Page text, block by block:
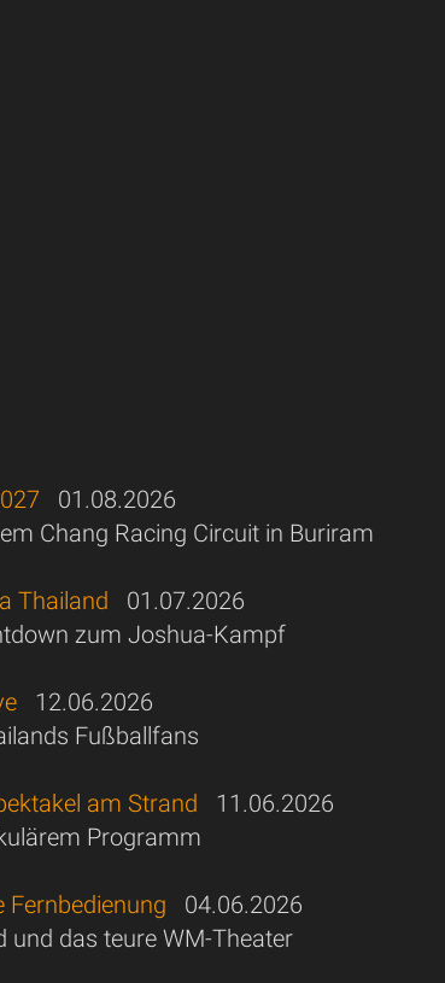
01.08.2026
Chang Racing Circuit in Buriram
Thailand 01.07.2026
zum Joshua-Kampf
12.06.2026
Fußballfans
am Strand 11.06.2026
Programm
Fernbedienung 04.06.2026
und das teure WM-Theater